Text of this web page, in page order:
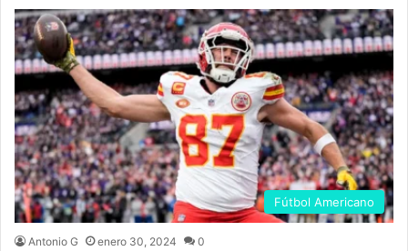
Fútbol Americano
Antonio G enero 30, 2024 0